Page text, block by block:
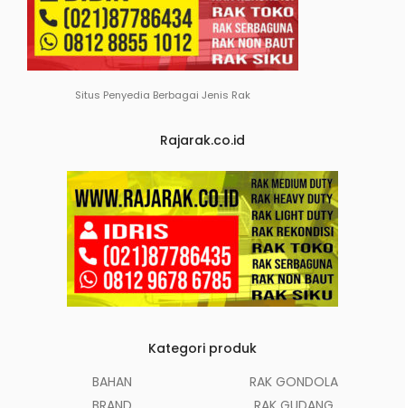
Situs Penyedia Berbagai Jenis Rak
Rajarak.co.id
Kategori produk
BAHAN
RAK GONDOLA